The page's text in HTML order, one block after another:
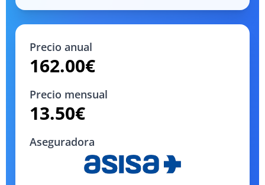
Precio anual
162.00€
Precio mensual
13.50€
Aseguradora